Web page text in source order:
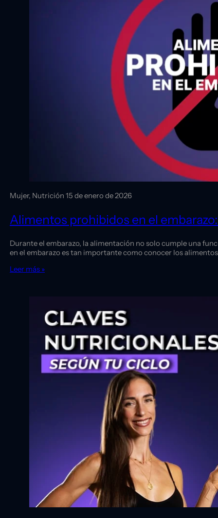
Mujer, Nutrición 15 de enero de 2026
Alimentos prohibidos en el
Durante el embarazo, la alimentación no solo cumple una
en el embarazo es tan importante como conocer los
Leer más »